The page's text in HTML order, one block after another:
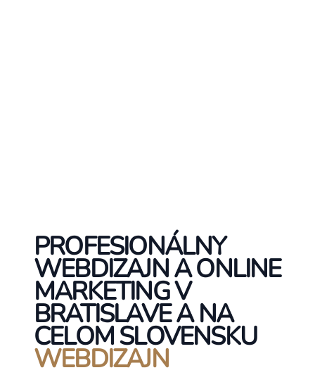
PROFESIONÁLNY
WEBDIZAJN A ONLINE
MARKETING V
BRATISLAVE A NA
CELOM SLOVENSKU
WEBDIZAJN